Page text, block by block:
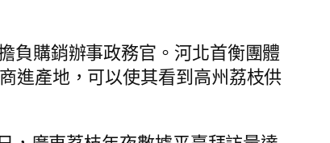
負購銷辦事政務官。河北首衡團體
進產地，可以使其看到高州荔枝供